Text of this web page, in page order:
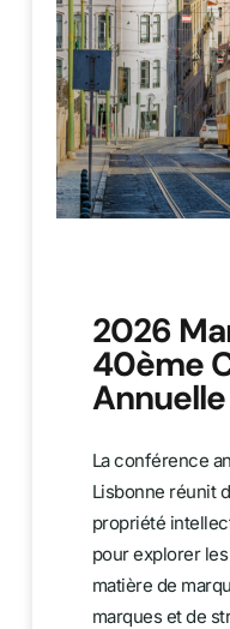
2026
40ème
Annuelle
La conférence
Lisbonne réunit
propriété
pour explorer
matière de
marques et de